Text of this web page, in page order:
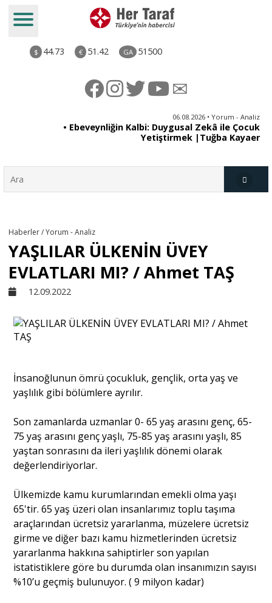
$ 44.73 € 51.42 GA 51500
06.08.2026 • Yorum - Analiz
• Ebeveynliğin Kalbi: Duygusal Zekâ ile Çocuk
Yetiştirmek |Tuğba Kayaer
Derkenar
Ekonomi
Dünya
Yorum - Analiz
Söyleşi
Yazı Dizisi
Portre
Haberler / Yorum - Analiz
YAŞLILAR ÜLKENİN ÜVEY
EVLATLARI MI? / Ahmet TAŞ
12.09.2022
İnsanoğlunun ömrü çocukluk, gençlik, orta yaş ve
yaşlılık gibi bölümlere ayrılır.
Son zamanlarda uzmanlar 0- 65 yaş arasını genç, 65-
75 yaş arasını genç yaşlı, 75-85 yaş arasını yaşlı, 85
yaştan sonrasını da ileri yaşlılık dönemi olarak
değerlendiriyorlar.
Ülkemizde kamu kurumlarından emekli olma yaşı
65'tir. 65 yaş üzeri olan insanlarımız toplu taşıma
araçlarından ücretsiz yararlanma, müzelere ücretsiz
girme ve diğer bazı kamu hizmetlerinden ücretsiz
yararlanma hakkına sahiptirler son yapılan
istatistiklere göre bu durumda olan insanımızın sayısı
%10’u geçmiş bulunuyor. ( 9 milyon kadar)